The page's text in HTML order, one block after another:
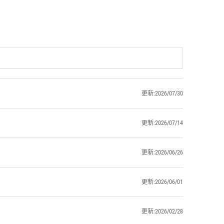
更新:2026/07/30
更新:2026/07/14
更新:2026/06/26
更新:2026/06/01
更新:2026/02/28